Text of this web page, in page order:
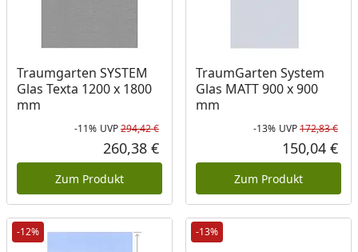
Traumgarten SYSTEM
Glas Texta 1200 x 1800
mm
Rabatt in Prozent
-11%
Ursprünglicher Preis
UVP294,42 €
Aktueller Preis
260,38 €
Zum Produkt
TraumGarten System
Glas MATT 900 x 900
mm
-13% UVP172,83 €
150,04 €
Zum Produkt
-12% -13%